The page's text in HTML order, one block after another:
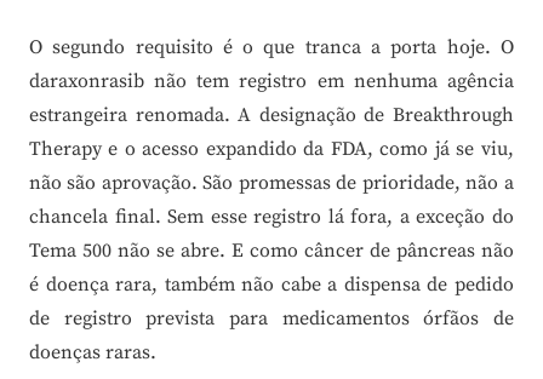
O segundo requisito é o que tranca a porta hoje. O
daraxonrasib não tem registro em nenhuma agência
estrangeira renomada. A designação de Breakthrough
Therapy e o acesso expandido da FDA, como já se viu,
não são aprovação. São promessas de prioridade, não a
chancela final. Sem esse registro lá fora, a exceção do
Tema 500 não se abre. E como câncer de pâncreas não
é doença rara, também não cabe a dispensa de pedido
de registro prevista para medicamentos órfãos de
doenças raras.